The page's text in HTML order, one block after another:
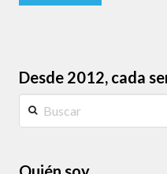
Desde 2012, cada